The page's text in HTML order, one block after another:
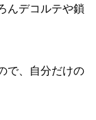
んデコルテや鎖
で、自分だけの